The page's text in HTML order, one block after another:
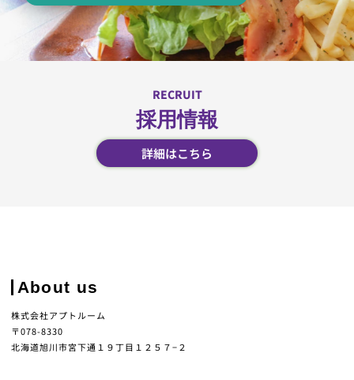
RECRUIT
採用情報
詳細はこちら
About us
株式会社アプトルーム
〒078-8330
北海道旭川市宮下通１９丁目１２５７−２